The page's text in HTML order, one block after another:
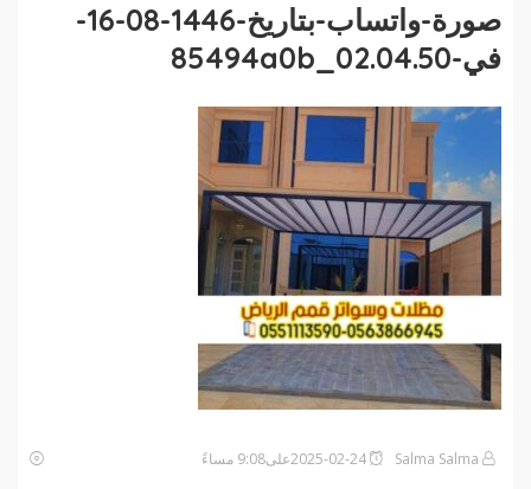
صورة-واتساب-بتاريخ-1446-08-16-
في-02.04.50_85494a0b